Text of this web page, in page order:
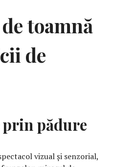
toamnă
de
prin pădure
vizual și senzorial,